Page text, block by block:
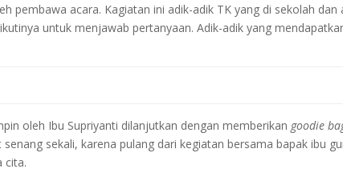
pembawa acara. Kagiatan ini adik-adik TK yang di sekolah dan
untuk menjawab pertanyaan. Adik-adik yang
oleh Ibu Supriyanti dilanjutkan dengan memberikan goodie
sekali, karena pulang dari kegiatan bersama bapak ibu
cita.